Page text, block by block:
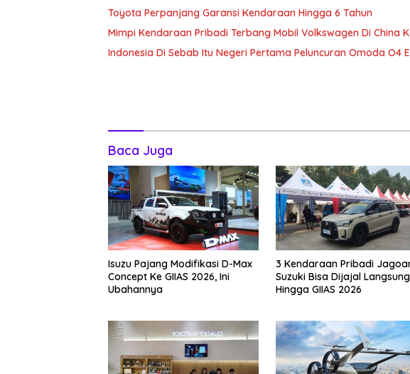
Toyota Perpanjang Garansi Kendaraan Hingga 6 Tahun
Mimpi Kendaraan Pribadi Terbang Mobil Volkswagen Di China
Indonesia Di Sebab Itu Negeri Pertama Peluncuran Omoda O4
Baca Juga
Isuzu Pajang Modifikasi D-Max
Concept Ke GIIAS 2026, Ini
Ubahannya
3 Kendaraan Pribadi
Suzuki Bisa Dijajal Langsung
Hingga GIIAS 2026